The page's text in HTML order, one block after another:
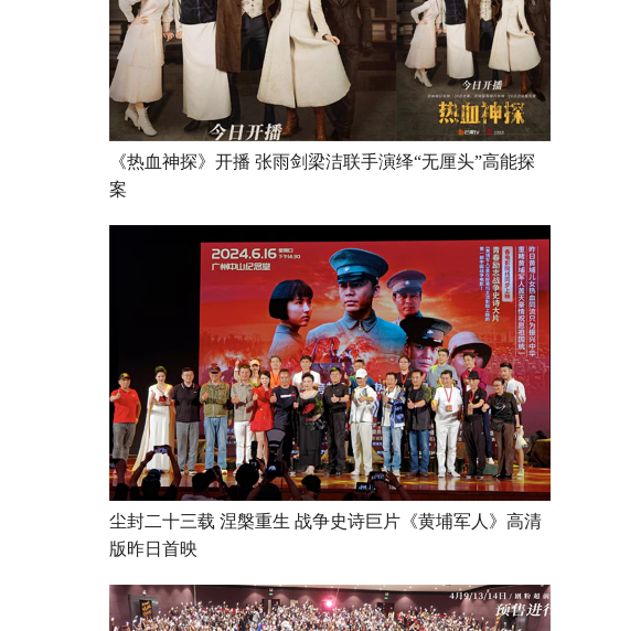
《热血神探》开播 张雨剑梁洁联手演绎“无厘头”高能探
案
尘封二十三载 涅槃重生 战争史诗巨片《黄埔军人》高清
版昨日首映